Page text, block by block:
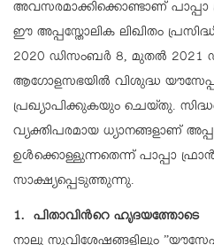
അവസരമാക്കിക്കൊണ്ടാണ്
ഈ അപ്പസ്തോലിക ലിഖിതം
2020 ഡിസംബര്‍ 8, മുതല്‍ 2021
ആഗോളസഭയില്‍ വിശുദ്ധ
പ്രഖ്യാപിക്കുകയും ചെയ്തു.
വ്യക്തിപരമായ ധ്യാനങ്ങളാണ്
ഉള്‍ക്കൊള്ളുന്നതെന്ന് പാപ്പാ
സാക്ഷ്യപ്പെടുത്തുന്നു.
1. പിതാവിന്‍റെ ഹൃദയത്തോടെ